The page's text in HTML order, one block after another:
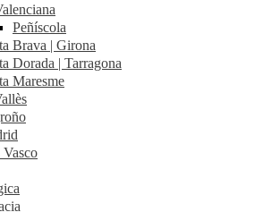
Peñíscola
Brava | Girona
Dorada | Tarragona
Maresme
Vasco